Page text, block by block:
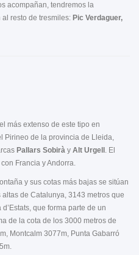
acompañan, tendremos la
resto de tresmiles: Pic Verdaguer,
más extenso de este tipo en
Pirineo de la provincia de Lleida,
Pallars Sobirà y Alt Urgell . El
Francia y Andorra.
y sus cotas más bajas se sitúan
de Catalunya, 3143 metros que
que forma parte de un
de la cota de los 3000 metros de
Montcalm 3077m, Punta Gabarró